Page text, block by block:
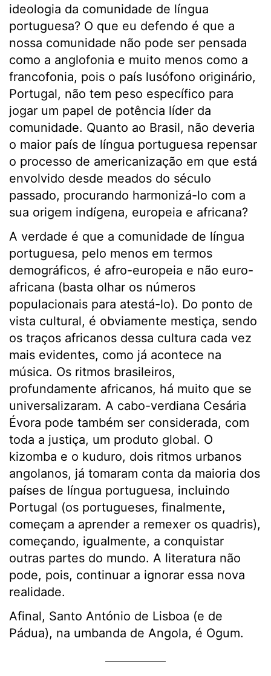
ideologia da comunidade de língua
portuguesa? O que eu defendo é que a
nossa comunidade não pode ser pensada
como a anglofonia e muito menos como a
francofonia, pois o país lusófono originário,
Portugal, não tem peso específico para
jogar um papel de potência líder da
comunidade. Quanto ao Brasil, não deveria
o maior país de língua portuguesa repensar
o processo de americanização em que está
envolvido desde meados do século
passado, procurando harmonizá-lo com a
sua origem indígena, europeia e africana?
A verdade é que a comunidade de língua
portuguesa, pelo menos em termos
demográficos, é afro-europeia e não euro-
africana (basta olhar os números
populacionais para atestá-lo). Do ponto de
vista cultural, é obviamente mestiça, sendo
os traços africanos dessa cultura cada vez
mais evidentes, como já acontece na
música. Os ritmos brasileiros,
profundamente africanos, há muito que se
universalizaram. A cabo-verdiana Cesária
Évora pode também ser considerada, com
toda a justiça, um produto global. O
kizomba e o kuduro, dois ritmos urbanos
angolanos, já tomaram conta da maioria dos
países de língua portuguesa, incluindo
Portugal (os portugueses, finalmente,
começam a aprender a remexer os quadris),
começando, igualmente, a conquistar
outras partes do mundo. A literatura não
pode, pois, continuar a ignorar essa nova
realidade.
Afinal, Santo António de Lisboa (e de
Pádua), na umbanda de Angola, é Ogum.